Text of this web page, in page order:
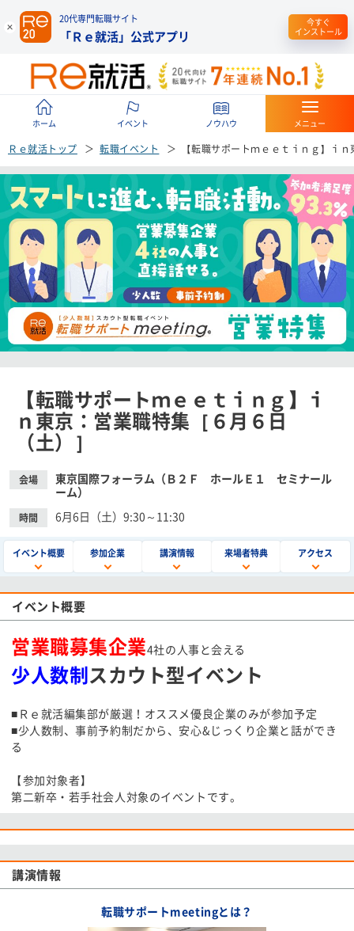
20代専門転職サイト
「Ｒｅ就活」公式アプリ
今すぐ
インストール
ホーム イベント ノウハウ メニュー
Ｒｅ就活トップ 転職イベント 【転職サポートｍｅｅｔｉｎｇ】ｉ
【転職サポートｍｅｅｔｉｎｇ】ｉ
ｎ東京：営業職特集［６月６日
（土）］
会場
東京国際フォーラム（Ｂ２Ｆ ホールＥ１ セミナール
ーム）
時間 6月6日（土）9:30～11:30
イベント概要 参加企業 講演情報 来場者特典 アクセス
イベント概要
営業職募集企業4社の人事と会える
少人数制スカウト型イベント
■Ｒｅ就活編集部が厳選！オススメ優良企業のみが参加予定
■少人数制、事前予約制だから、安心&じっくり企業と話ができ
る
【参加対象者】
第二新卒・若手社会人対象のイベントです。
講演情報
転職サポートmeetingとは？